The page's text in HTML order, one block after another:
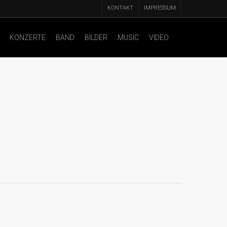
KONTAKT IMPRESSUM
KONZERTE BAND BILDER MUSIC VIDEO